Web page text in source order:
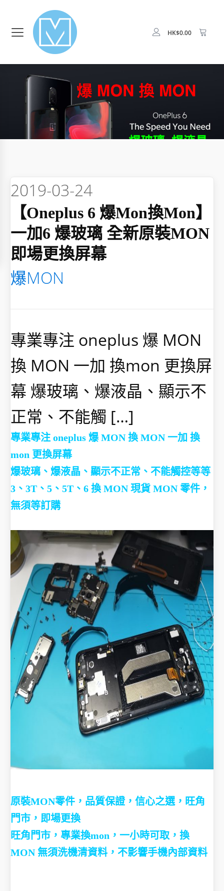
HK$0.00
2019-03-24
【oneplus 6 爆mon換mon】
一加6 爆玻璃 全新原裝MON
即場更換屏幕
爆MON
專業專注 oneplus 爆 MON
換 MON 一加 換mon 更換屏
幕 爆玻璃、爆液晶、顯示不
正常、不能觸 […]
專業專注 oneplus 爆 MON 換 MON 一加 換
mon 更換屏幕
爆玻璃、爆液晶、顯示不正常、不能觸控等等
3、3T、5、5T、6 換 MON 現貨 MON 零件，
無須等訂購
原裝MON零件，品質保證，信心之選，旺角
門市，即場更換
旺角門市，專業換mon，一小時可取， 換
MON 無須洗機清資料，不影響手機內部資料